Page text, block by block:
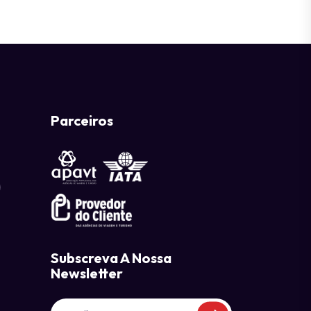
Parceiros
Subscreva A Nossa
Newsletter